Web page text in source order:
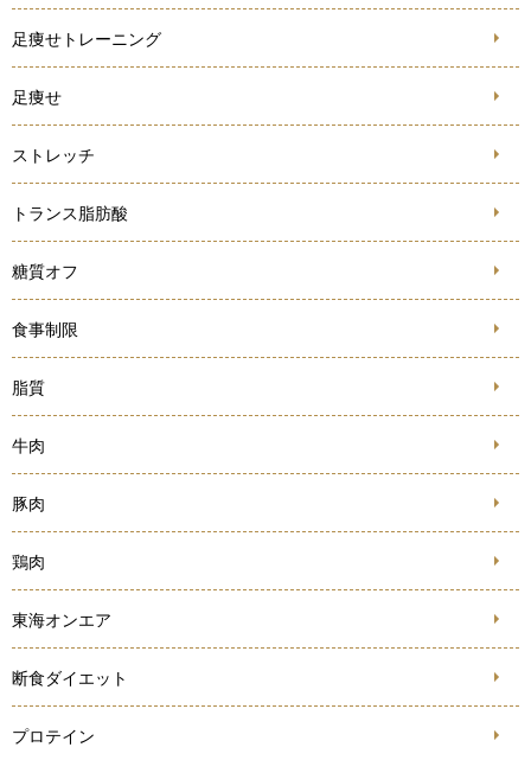
足痩せトレーニング
足痩せ
ストレッチ
トランス脂肪酸
糖質オフ
食事制限
脂質
牛肉
豚肉
鶏肉
東海オンエア
断食ダイエット
プロテイン